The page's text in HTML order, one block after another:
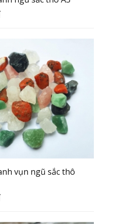
vụn ngũ sắc thô